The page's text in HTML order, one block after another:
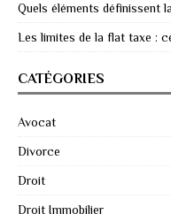
Quels éléments définissent
Les limites de la flat taxe :
CATÉGORIES
Avocat
Divorce
Droit
Droit Immobilier